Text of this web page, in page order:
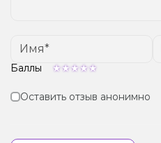
Баллы
Оставить отзыв анонимно